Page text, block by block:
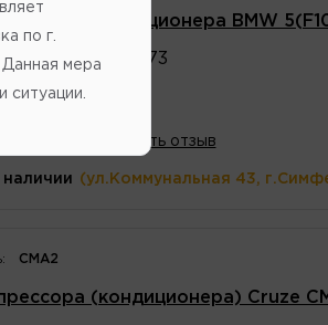
кондиционера BMW
:QF80Q00073
Написать отзыв
наличии (ул.Коммунальная 43,
CMA2
(кондиционера) Cruze
по г.
мера
ситуации.